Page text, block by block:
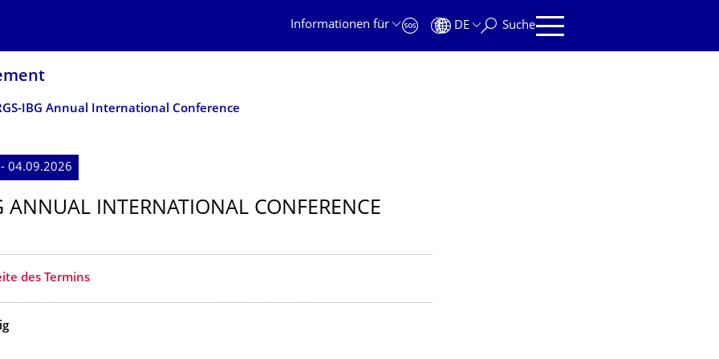
Informationen für
DE Suche
IBG Annual International Conference
04.09.2026
ANNUAL INTERNATIONAL CONFERENCE
des Termins